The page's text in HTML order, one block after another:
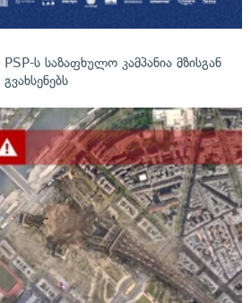
ს საზაფხულო კამპანია მზისგან